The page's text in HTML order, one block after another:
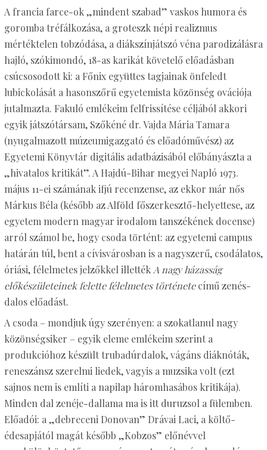
A francia farce-ok „mindent szabad” vaskos humora és
goromba tréfálkozása, a groteszk népi realizmus
mértéktelen tobzódása, a diákszínjátszó véna parodizálásra
hajló, szókimondó, 18-as karikát követelő előadásban
csúcsosodott ki: a Főnix együttes tagjainak önfeledt
lubickolását a hasonszőrű egyetemista közönség ovációja
jutalmazta. Fakuló emlékeim felfrissítése céljából akkori
egyik játszótársam, Szőkéné dr. Vajda Mária Tamara
(nyugalmazott múzeumigazgató és előadóművész) az
Egyetemi Könyvtár digitális adatbázisából előbányászta a
„hivatalos kritikát”. A Hajdú-Bihar megyei Napló 1973.
május 11-ei számának ifjú recenzense, az ekkor már nős
Márkus Béla (később az Alföld főszerkesztő-helyettese, az
egyetem modern magyar irodalom tanszékének docense)
arról számol be, hogy csoda történt: az egyetemi campus
határán túl, bent a cívisvárosban is a nagyszerű, csodálatos,
óriási, félelmetes jelzőkkel illették A nagy házasság
előkészületeinek felette félelmetes történetecímű zenés-
dalos előadást.
A csoda – mondjuk úgy szerényen: a szokatlanul nagy
közönségsiker – egyik eleme emlékeim szerint a
produkcióhoz készült trubadúrdalok, vágáns diáknóták,
reneszánsz szerelmi liedek, vagyis a muzsika volt (ezt
sajnos nem is említi a napilap háromhasábos kritikája).
Minden dal zenéje-dallama ma is itt duruzsol a fülemben.
Előadói: a „debreceni Donovan” Drávai Laci, a költő-
édesapjától magát később „Kobzos” előnévvel